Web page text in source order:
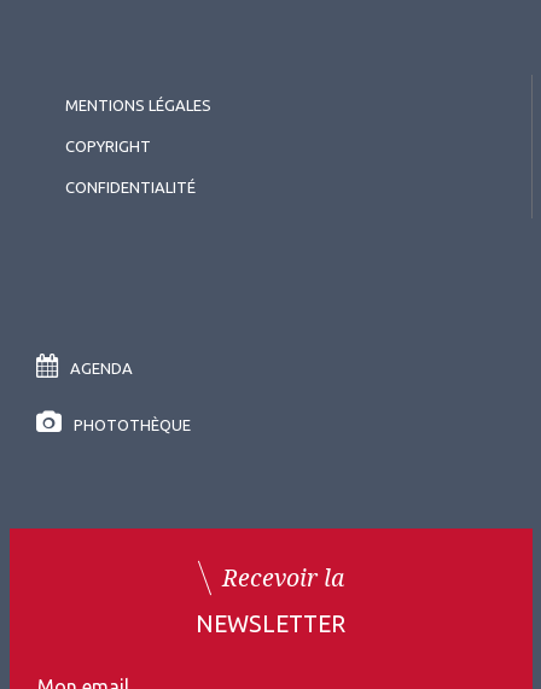
MENTIONS LÉGALES
COPYRIGHT
CONFIDENTIALITÉ
AGENDA
PHOTOTHÈQUE
Recevoir la
NEWSLETTER